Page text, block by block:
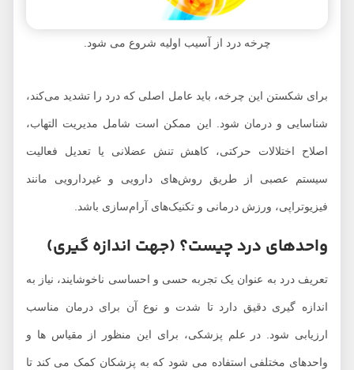
چرخه درد از آسیب اولیه شروع می شود.
برای شکستن این چرخه، باید عامل اصلی که درد را تشدید می‌کند،
شناسایی و درمان شود. این ممکن است شامل مدیریت التهاب،
اصلاح اختلالات حرکتی، کاهش تنش عضلانی یا تعدیل فعالیت
سیستم عصبی از طریق روش‌های دارویی و غیر‌دارویی مانند
فیزیوتراپی، ورزش درمانی و تکنیک‌های آرام‌سازی باشد.
واحدهای درد چیست؟ (جهت اندازه گیری)
تعریف درد به عنوان یک تجربه حسی و احساسی ناخوشایند، نیاز به
اندازه ‌گیری دقیق دارد تا شدت و نوع آن برای درمان مناسب
ارزیابی شود. در علم پزشکی، برای این منظور از مقیاس‌ ها و
واحدهای مختلفی استفاده می ‌شود که به پزشکان کمک می ‌کند تا